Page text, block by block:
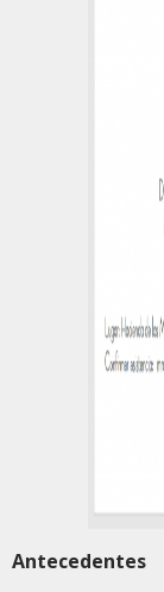
Antecedentes